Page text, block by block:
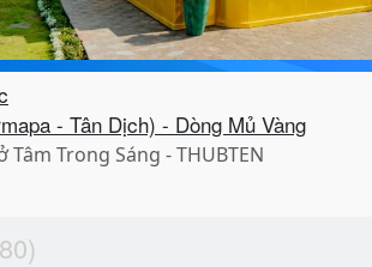
- Tân Dịch) - Dòng Mủ Vàng
Tâm Trong Sáng - THUBTEN